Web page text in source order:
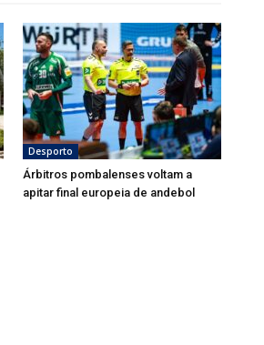
Desporto
Árbitros pombalenses voltam a
apitar final europeia de andebol